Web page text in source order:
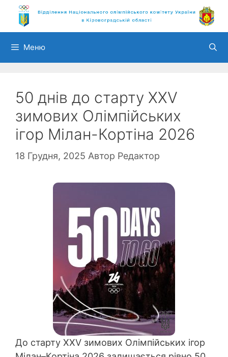
Перейти
вмісту
Меню
50 днів до старту XXV
зимових Олімпійських
ігор Мілан-Кортіна 2026
18 Грудня, 2025 Автор Редактор
До старту XXV зимових Олімпійських ігор